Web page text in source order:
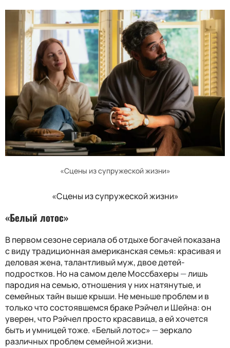
«Сцены из супружеской жизни»
«Сцены из супружеской жизни»
«Белый лотос»
В первом сезоне сериала об отдыхе богачей показана
с виду традиционная американская семья: красивая и
деловая жена, талантливый муж, двое детей-
подростков. Но на самом деле Моссбахеры —лишь
пародия на семью, отношения у них натянутые, и
семейных тайн выше крыши. Не меньше проблем и в
только что состоявшемся браке Рэйчел и Шейна: он
уверен, что Рэйчел просто красавица, а ей хочется
быть и умницей тоже. «Белый лотос» —зеркало
различных проблем семейной жизни.